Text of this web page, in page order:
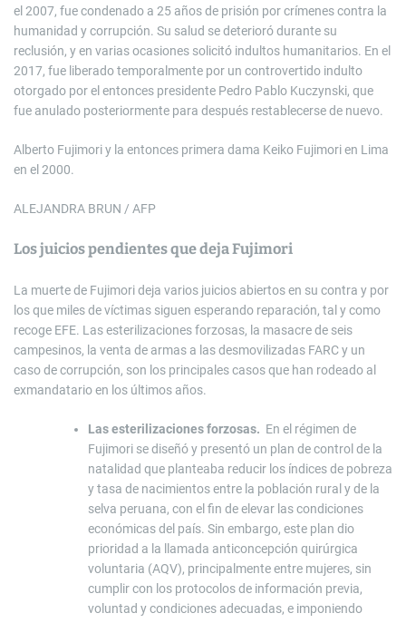
el 2007, fue condenado a 25 años de prisión por crímenes contra la
humanidad y corrupción. Su salud se deterioró durante su
reclusión, y en varias ocasiones solicitó indultos humanitarios. En el
2017, fue liberado temporalmente por un controvertido indulto
otorgado por el entonces presidente Pedro Pablo Kuczynski, que
fue anulado posteriormente para después restablecerse de nuevo.
Alberto Fujimori y la entonces primera dama Keiko Fujimori en Lima
en el 2000.
ALEJANDRA BRUN / AFP
Los juicios pendientes que deja Fujimori
La muerte de Fujimori deja varios juicios abiertos en su contra y por
los que miles de víctimas siguen esperando reparación, tal y como
recoge EFE. Las esterilizaciones forzosas, la masacre de seis
campesinos, la venta de armas a las desmovilizadas FARC y un
caso de corrupción, son los principales casos que han rodeado al
exmandatario en los últimos años.
Las esterilizaciones forzosas. En el régimen de
Fujimori se diseñó y presentó un plan de control de la
natalidad que planteaba reducir los índices de pobreza
y tasa de nacimientos entre la población rural y de la
selva peruana, con el fin de elevar las condiciones
económicas del país. Sin embargo, este plan dio
prioridad a la llamada anticoncepción quirúrgica
voluntaria (AQV), principalmente entre mujeres, sin
cumplir con los protocolos de información previa,
voluntad y condiciones adecuadas, e imponiendo